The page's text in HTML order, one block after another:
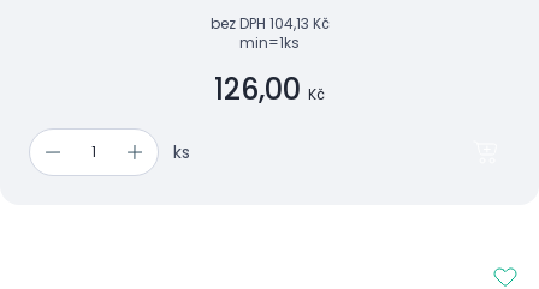
bez DPH 104,13 Kč
min=1ks
126,00 Kč
ks